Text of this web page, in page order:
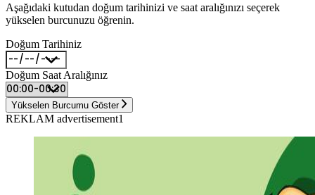
Aşağıdaki kutudan doğum tarihinizi ve saat aralığınızı seçerek
yükselen burcunuzu öğrenin.
Doğum Tarihiniz
Doğum Saat Aralığınız
Yükselen Burcumu Göster
REKLAM advertisement1